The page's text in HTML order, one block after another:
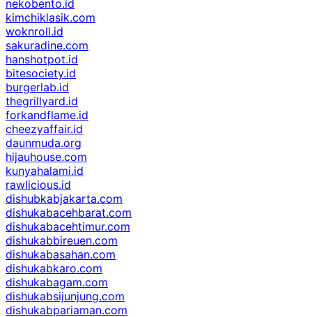
nekobento.id
kimchiklasik.com
woknroll.id
sakuradine.com
hanshotpot.id
bitesociety.id
burgerlab.id
thegrillyard.id
forkandflame.id
cheezyaffair.id
daunmuda.org
hijauhouse.com
kunyahalami.id
rawlicious.id
dishubkabjakarta.com
dishukabacehbarat.com
dishukabacehtimur.com
dishukabbireuen.com
dishukabasahan.com
dishukabkaro.com
dishukabagam.com
dishukabsijunjung.com
dishukabpariaman.com